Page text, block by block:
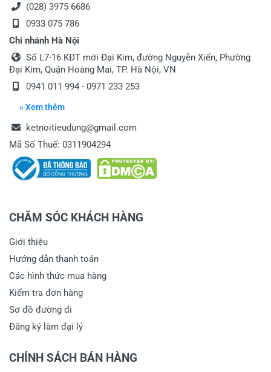
(028) 3975 6686
0933 075 786
Chi nhánh Hà Nội
Số L7-16 KĐT mới Đại Kim, đường Nguyễn Xiển, Phường
Đại Kim, Quận Hoàng Mai, TP. Hà Nội, VN
0941 011 994 - 0971 233 253
» Xem thêm
ketnoitieudung@gmail.com
Mã Số Thuế: 0311904294
CHĂM SÓC KHÁCH HÀNG
Giới thiệu
Hướng dẫn thanh toán
Các hình thức mua hàng
Kiểm tra đơn hàng
Sơ đồ đường đi
Đăng ký làm đại lý
CHÍNH SÁCH BÁN HÀNG